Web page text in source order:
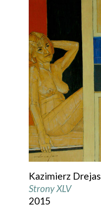
Kazimierz Drejas
Strony XLV
2015